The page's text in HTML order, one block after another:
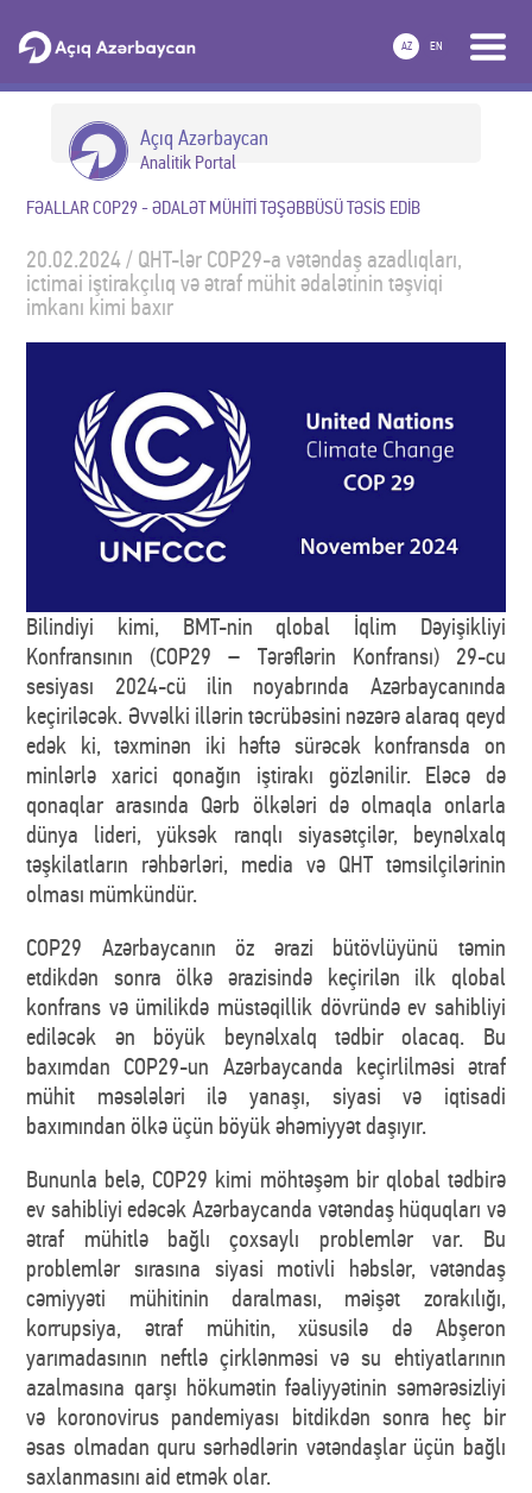
AZ EN
Açıq Azərbaycan
Analitik Portal
FƏALLAR COP29 - ƏDALƏT MÜHİTİ TƏŞƏBBÜSÜ TƏSİS EDİB
20.02.2024 / QHT-lər COP29-a vətəndaş azadlıqları,
ictimai iştirakçılıq və ətraf mühit ədalətinin təşviqi
imkanı kimi baxır
Bilindiyi kimi, BMT-nin qlobal İqlim Dəyişikliyi
Konfransının (COP29 – Tərəflərin Konfransı) 29-cu
sesiyası 2024-cü ilin noyabrında Azərbaycanında
keçiriləcək. Əvvəlki illərin təcrübəsini nəzərə alaraq qeyd
edək ki, təxminən iki həftə sürəcək konfransda on
minlərlə xarici qonağın iştirakı gözlənilir. Eləcə də
qonaqlar arasında Qərb ölkələri də olmaqla onlarla
dünya lideri, yüksək ranqlı siyasətçilər, beynəlxalq
təşkilatların rəhbərləri, media və QHT təmsilçilərinin
olması mümkündür.
COP29 Azərbaycanın öz ərazi bütövlüyünü təmin
etdikdən sonra ölkə ərazisində keçirilən ilk qlobal
konfrans və ümilikdə müstəqillik dövründə ev sahibliyi
ediləcək ən böyük beynəlxalq tədbir olacaq. Bu
baxımdan COP29-un Azərbaycanda keçirlilməsi ətraf
mühit məsələləri ilə yanaşı, siyasi və iqtisadi
baxımından ölkə üçün böyük əhəmiyyət daşıyır.
Bununla belə, COP29 kimi möhtəşəm bir qlobal tədbirə
ev sahibliyi edəcək Azərbaycanda vətəndaş hüquqları və
ətraf mühitlə bağlı çoxsaylı problemlər var. Bu
problemlər sırasına siyasi motivli həbslər, vətəndaş
cəmiyyəti mühitinin daralması, məişət zorakılığı,
korrupsiya, ətraf mühitin, xüsusilə də Abşeron
yarımadasının neftlə çirklənməsi və su ehtiyatlarının
azalmasına qarşı hökumətin fəaliyyətinin səmərəsizliyi
və koronovirus pandemiyası bitdikdən sonra heç bir
əsas olmadan quru sərhədlərin vətəndaşlar üçün bağlı
saxlanmasını aid etmək olar.